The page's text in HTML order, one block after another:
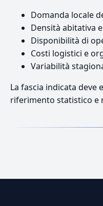
Domanda locale
Densità abitativa
Disponibilità di
Costi logistici e
Variabilità
La fascia indicata deve
riferimento statistico e